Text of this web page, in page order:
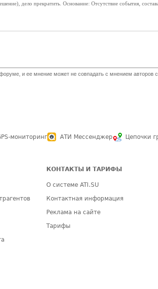
дело прекратить. Основание: Отсутствие события,
и ее мнение может не совпадать с мнением авторов
мониторинг АТИ Мессенджер Цепочки
КОНТАКТЫ И ТАРИФЫ
О системе ATI.SU
Контактная информация
Реклама на сайте
Тарифы